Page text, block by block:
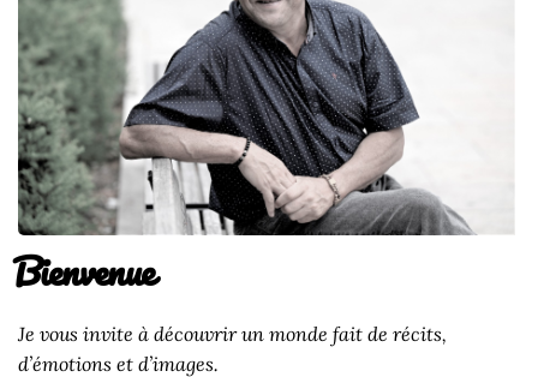
Bienvenue
Je vous invite à découvrir un monde fait de récits,
d’émotions et d’images.